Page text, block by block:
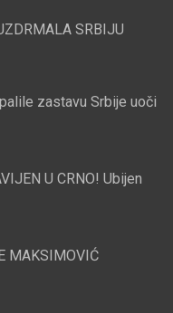
SRBIJU
zastavu Srbije uoči
U CRNO! Ubijen
MAKSIMOVIĆ